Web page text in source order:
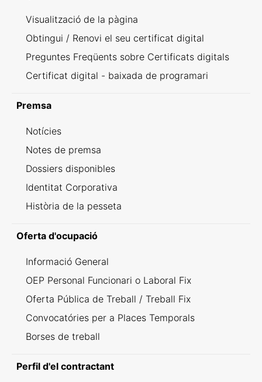
Visualització de la pàgina
Obtingui / Renovi el seu certificat digital
Preguntes Freqüents sobre Certificats digitals
Certificat digital - baixada de programari
Premsa
Notícies
Notes de premsa
Dossiers disponibles
Identitat Corporativa
Història de la pesseta
Oferta d'ocupació
Informació General
OEP Personal Funcionari o Laboral Fix
Oferta Pública de Treball / Treball Fix
Convocatóries per a Places Temporals
Borses de treball
Perfil d'el contractant